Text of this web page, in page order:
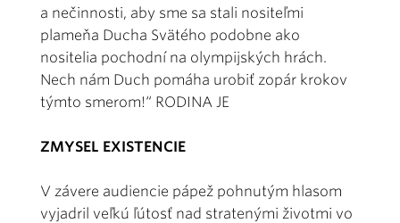
a nečinnosti, aby sme sa stali nositeľmi
plameňa Ducha Svätého podobne ako
nositelia pochodní na olympijských hrách.
Nech nám Duch pomáha urobiť zopár krokov
týmto smerom!“ RODINA JE
ZMYSEL EXISTENCIE
V závere audiencie pápež pohnutým hlasom
vyjadril veľkú ľútosť nad stratenými životmi vo